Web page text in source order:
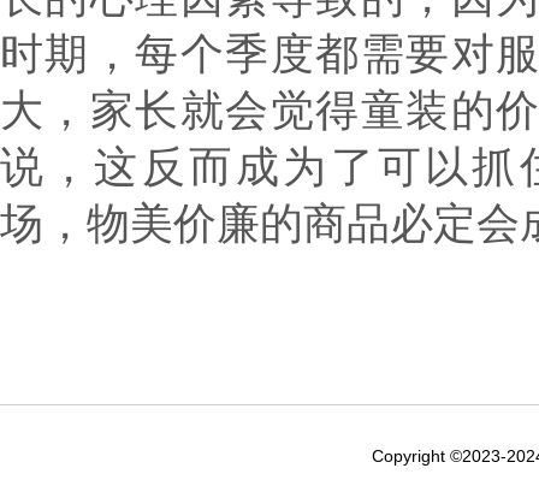
时期，每个季度都需要对
大，家长就会觉得童装的
说，这反而成为了可以抓
场，物美价廉的商品必定会
Copyright ©2023-